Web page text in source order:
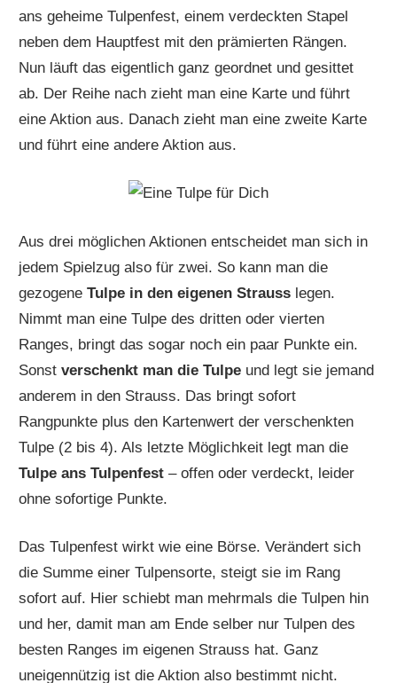
ans geheime Tulpenfest, einem verdeckten Stapel
neben dem Hauptfest mit den prämierten Rängen.
Nun läuft das eigentlich ganz geordnet und gesittet
ab. Der Reihe nach zieht man eine Karte und führt
eine Aktion aus. Danach zieht man eine zweite Karte
und führt eine andere Aktion aus.
Aus drei möglichen Aktionen entscheidet man sich in
jedem Spielzug also für zwei. So kann man die
gezogeneTulpe in den eigenen Strauss legen.
Nimmt man eine Tulpe des dritten oder vierten
Ranges, bringt das sogar noch ein paar Punkte ein.
Sonstverschenkt man die Tulpe und legt sie jemand
anderem in den Strauss. Das bringt sofort
Rangpunkte plus den Kartenwert der verschenkten
Tulpe (2 bis 4). Als letzte Möglichkeit legt man die
Tulpe ans Tulpenfest – offen oder verdeckt, leider
ohne sofortige Punkte.
Das Tulpenfest wirkt wie eine Börse. Verändert sich
die Summe einer Tulpensorte, steigt sie im Rang
sofort auf. Hier schiebt man mehrmals die Tulpen hin
und her, damit man am Ende selber nur Tulpen des
besten Ranges im eigenen Strauss hat. Ganz
uneigennützig ist die Aktion also bestimmt nicht.